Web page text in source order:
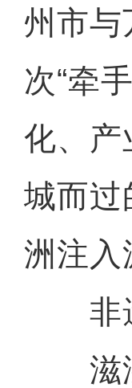
州市与
次“牵
化、产
城而过
洲注入
非遗
滋滋